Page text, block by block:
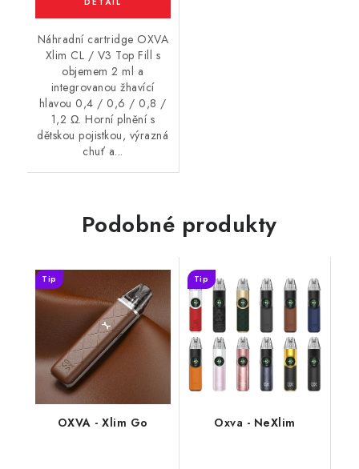
Náhradní cartridge OXVA
Xlim CL / V3 Top Fill s
objemem 2 ml a
integrovanou žhavící
hlavou 0,4 / 0,6 / 0,8 /
1,2 Ω. Horní plnění s
dětskou pojistkou, výrazná
chuť a...
Podobné produkty
OXVA - Xlim Go
Tip
Oxva - NeXlim
Tip